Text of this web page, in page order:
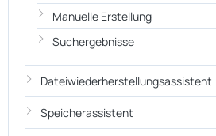
Manuelle Erstellung
Suchergebnisse
Dateiwiederherstellungsassistent
Speicherassistent